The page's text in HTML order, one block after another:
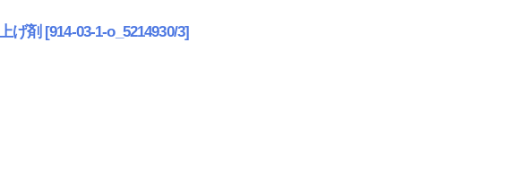
げ剤 [914-03-1-o_5214930/3]